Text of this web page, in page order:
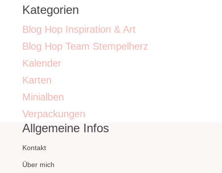
Kategorien
Blog Hop Inspiration & Art
Blog Hop Team Stempelherz
Kalender
Karten
Minialben
Verpackungen
Allgemeine Infos
Kontakt
Über mich